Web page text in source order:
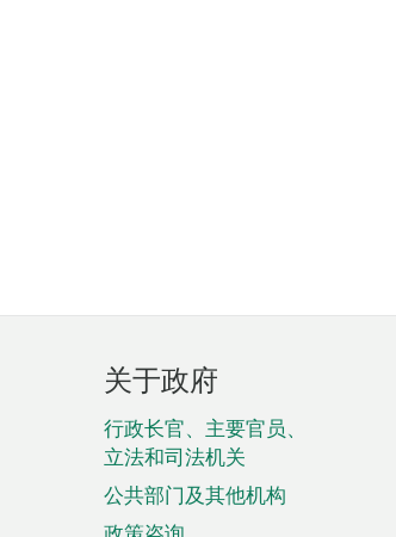
页
脚
菜
单
关于政府
行政长官、主要官员、
立法和司法机关
公共部门及其他机构